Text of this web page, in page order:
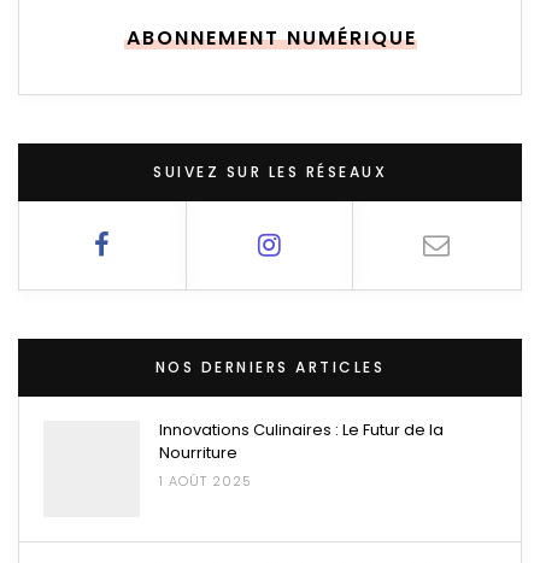
ABONNEMENT NUMÉRIQUE
SUIVEZ SUR LES RÉSEAUX
NOS DERNIERS ARTICLES
Innovations Culinaires : Le Futur de la
Nourriture
1 AOÛT 2025